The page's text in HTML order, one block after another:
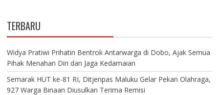
TERBARU
Widya Pratiwi Prihatin Bentrok Antarwarga di Dobo, Ajak Semua
Pihak Menahan Diri dan Jaga Kedamaian
Semarak HUT ke-81 RI, Ditjenpas Maluku Gelar Pekan Olahraga,
927 Warga Binaan Diusulkan Terima Remisi